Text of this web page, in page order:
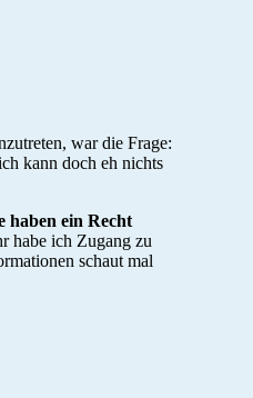
war die Frage:
kann doch eh nichts
haben ein Recht
habe ich Zugang zu
schaut mal